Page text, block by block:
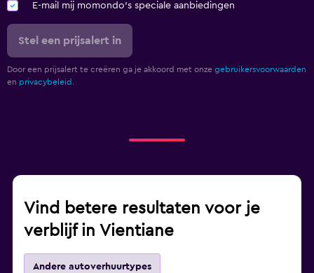
E-mail mij momondo's speciale aanbiedingen
Stel een prijsalert in
Door een prijsalert te creëren ga je akkoord met onze gebruikersvoorwaarden
en privacybeleid.
Vind betere resultaten voor je
verblijf in Vientiane
Andere autoverhuurtypes